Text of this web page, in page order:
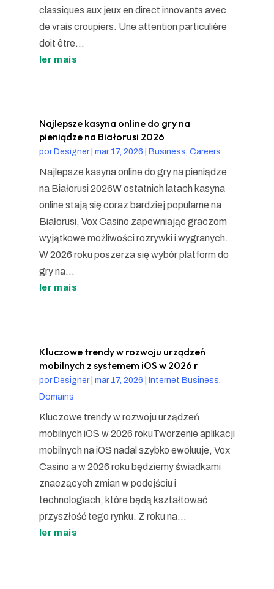
classiques aux jeux en direct innovants avec
de vrais croupiers. Une attention particulière
doit être...
ler mais
Najlepsze kasyna online do gry na
pieniądze na Białorusi 2026
por Designer| mar 17, 2026 Business, Careers
Najlepsze kasyna online do gry na pieniądze
na Białorusi 2026W ostatnich latach kasyna
online stają się coraz bardziej popularne na
Białorusi, Vox Casino zapewniając graczom
wyjątkowe możliwości rozrywki i wygranych.
W 2026 roku poszerza się wybór platform do
gry na...
ler mais
Kluczowe trendy w rozwoju urządzeń
mobilnych z systemem iOS w 2026 r
porDesigner| mar 17, 2026
Internet Business,
Domains
Kluczowe trendy w rozwoju urządzeń
mobilnych iOS w 2026 rokuTworzenie aplikacji
mobilnych na iOS nadal szybko ewoluuje, Vox
Casino a w 2026 roku będziemy świadkami
znaczących zmian w podejściu i
technologiach, które będą kształtować
przyszłość tego rynku. Z roku na...
ler mais